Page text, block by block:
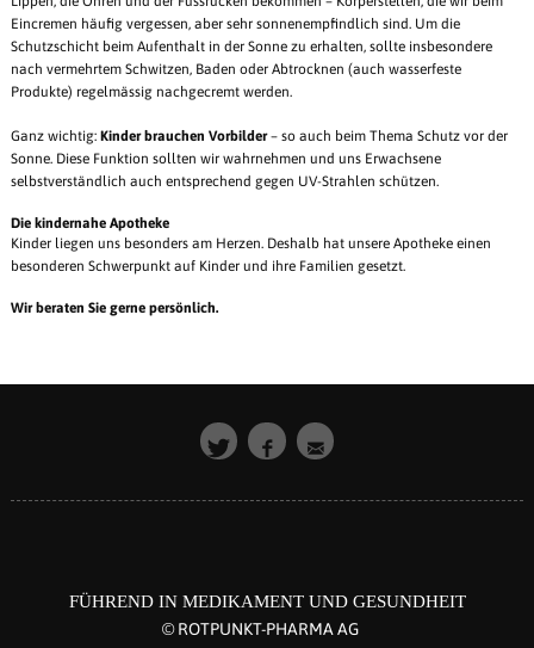
Eincremen häufig vergessen, aber sehr sonnenempfindlich sind. Um die
Schutzschicht beim Aufenthalt in der Sonne zu erhalten, sollte insbesondere
nach vermehrtem Schwitzen, Baden oder Abtrocknen (auch wasserfeste
Produkte) regelmässig nachgecremt werden.
Ganz wichtig: Kinder brauchen Vorbilder– so auch beim Thema Schutz vor der
Sonne. Diese Funktion sollten wir wahrnehmen und uns Erwachsene
selbstverständlich auch entsprechend gegen UV-Strahlen schützen.
Die kindernahe Apotheke
Kinder liegen uns besonders am Herzen. Deshalb hat unsere Apotheke einen
besonderen Schwerpunkt auf Kinder und ihre Familien gesetzt.
Wir beraten Sie gerne persönlich.
FÜHREND IN MEDIKAMENT UND GESUNDHEIT
© ROTPUNKT-PHARMA AG